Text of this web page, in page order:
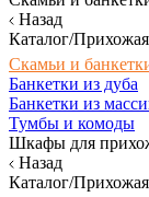
Назад
Каталог/
Скамьи и
Банкетки из дуба
Банкетки из
Тумбы и комоды
Шкафы для
Назад
Каталог/